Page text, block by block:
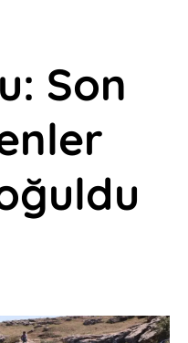
Son